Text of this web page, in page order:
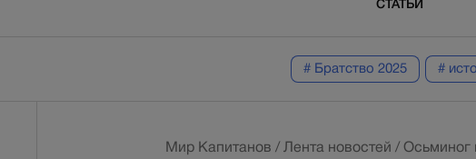
СТАТЬИ
# Братство 2025 #
Мир Капитанов / Лента новостей / Осьминог